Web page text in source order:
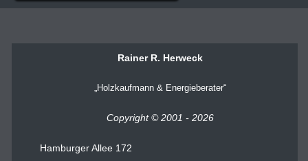
Rainer R. Herweck
Holzkaufmann & Energieberater
Copyright © 2001 - 2026
Hamburger Allee 172